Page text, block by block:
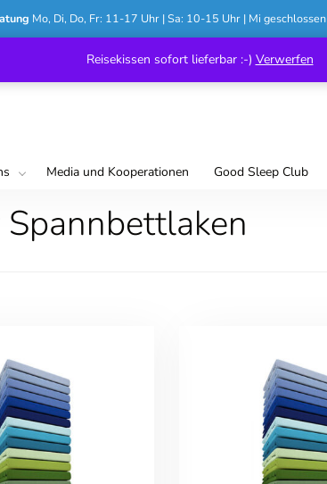
Mo, Di, Do, Fr: 11-17 Uhr | Sa: 10-15 Uhr | Mi geschlossen
Reisekissen sofort lieferbar :-) Verwerfen
Media und Kooperationen Good Sleep Club